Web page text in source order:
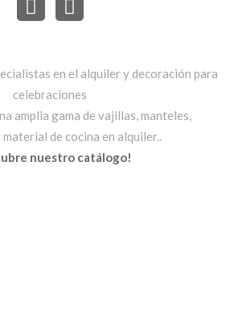
en el alquiler y decoración para
celebraciones
amplia gama de vajillas, manteles,
de cocina en alquiler..
nuestro catálogo!